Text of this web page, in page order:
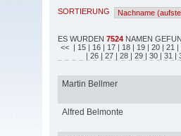
SORTIERUNG
ES WURDEN 7524 NAMEN
<< | 15 | 16 | 17 | 18 | 19 | 20 | 21 |
| 26 | 27 | 28 | 29 | 30 | 31 |
Martin Bellmer
Alfred Belmonte